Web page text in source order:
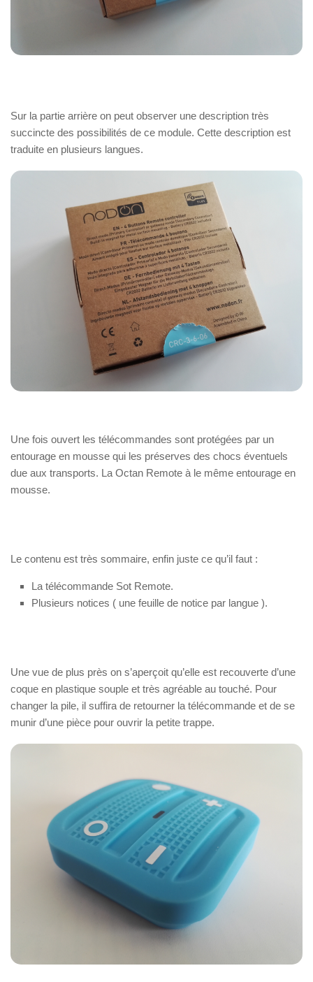
Sur la partie arrière on peut observer une description très
succincte des possibilités de ce module. Cette description est
traduite en plusieurs langues.
Une fois ouvert les télécommandes sont protégées par un
entourage en mousse qui les préserves des chocs éventuels
due aux transports. La Octan Remote à le même entourage en
mousse.
Le contenu est très sommaire, enfin juste ce qu’il faut :
La télécommande Sot Remote.
Plusieurs notices ( une feuille de notice par langue ).
Une vue de plus près on s’aperçoit qu’elle est recouverte d’une
coque en plastique souple et très agréable au touché. Pour
changer la pile, il suffira de retourner la télécommande et de se
munir d’une pièce pour ouvrir la petite trappe.